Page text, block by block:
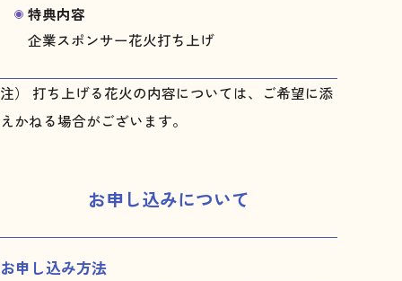
特典内容
企業スポンサー花火打ち上げ
注） 打ち上げる花火の内容については、ご希望に添
えかねる場合がございます。
お申し込みについて
お申し込み方法
[主催] 八戸花火大会 実行委員会